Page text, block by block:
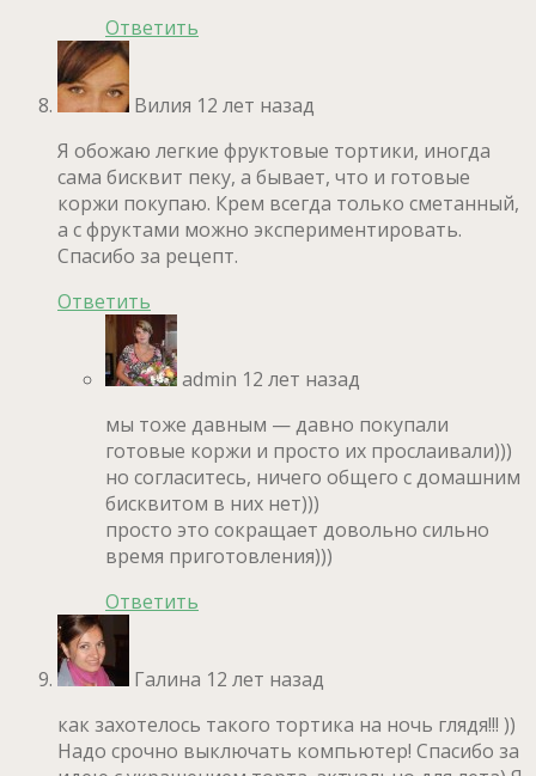
Ответить
Вилия 12 лет назад
Я обожаю легкие фруктовые тортики, иногда
сама бисквит пеку, а бывает, что и готовые
коржи покупаю. Крем всегда только сметанный,
а с фруктами можно экспериментировать.
Спасибо за рецепт.
Ответить
admin 12 лет назад
мы тоже давным — давно покупали
готовые коржи и просто их прослаивали)))
но согласитесь, ничего общего с домашним
бисквитом в них нет)))
просто это сокращает довольно сильно
время приготовления)))
Ответить
Галина 12 лет назад
как захотелось такого тортика на ночь глядя!!! ))
Надо срочно выключать компьютер! Спасибо за